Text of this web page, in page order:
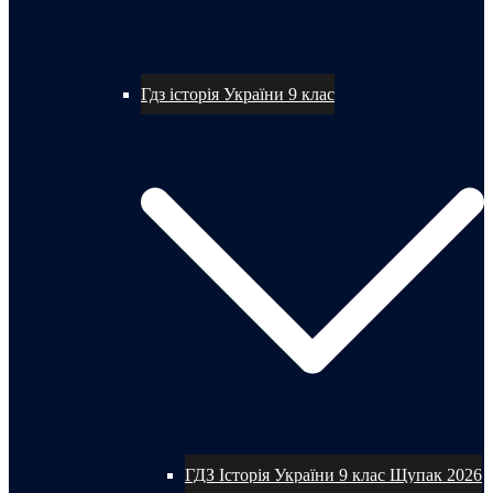
Гдз історія України 9 клас
ГДЗ Історія України 9 клас Щупак 2026